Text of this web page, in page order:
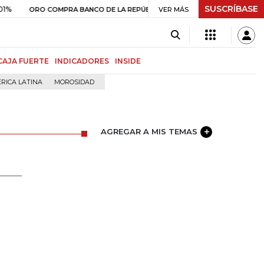
COMPRA BANCO DE LA REPÚBLICA $ 399.745,16 +$ 2.295,71 +0,58%
VER MÁS SUSCRÍBASE
FUERTE INDICADORES INSIDE
LATINA MOROSIDAD
AGREGAR A MIS TEMAS